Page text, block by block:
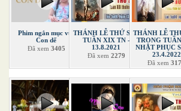
Phim ngắn mục vụ:
Con dế
Đã xem 3405
THÁNH LỄ THỨ SÁU
TUẦN XIX TN -
13.8.2021
Đã xem 2279
THÁNH LỄ
TRONG TUẦN
NHẬT PHỤC
23.4.2022
Đã xem